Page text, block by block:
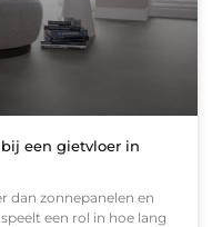
een gietvloer in
dan zonnepanelen en
een rol in hoe lang